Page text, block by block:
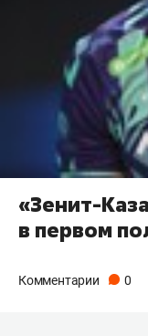
«Зенит-
в первом
Комментарии 0